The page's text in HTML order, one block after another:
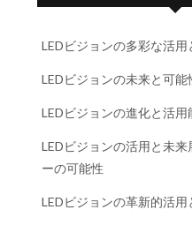
LEDビジョンの多彩な活用
LEDビジョンの未来と可
LEDビジョンの進化と活用
LEDビジョンの活用と未
ーの可能性
LEDビジョンの革新的活用